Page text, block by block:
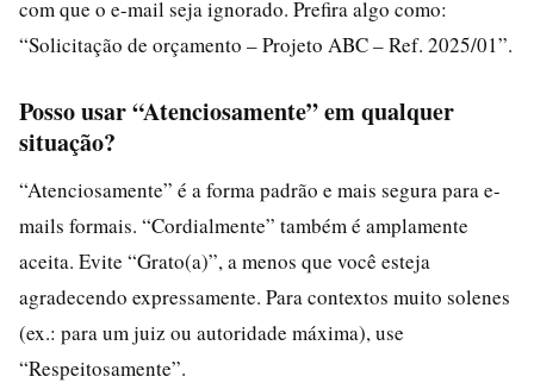
com que o e-mail seja ignorado. Prefira algo como:
“Solicitação de orçamento – Projeto ABC – Ref. 2025/01”.
Posso usar “Atenciosamente” em qualquer
situação?
“Atenciosamente” é a forma padrão e mais segura para e-
mails formais. “Cordialmente” também é amplamente
aceita. Evite “Grato(a)”, a menos que você esteja
agradecendo expressamente. Para contextos muito solenes
(ex.: para um juiz ou autoridade máxima), use
“Respeitosamente”.